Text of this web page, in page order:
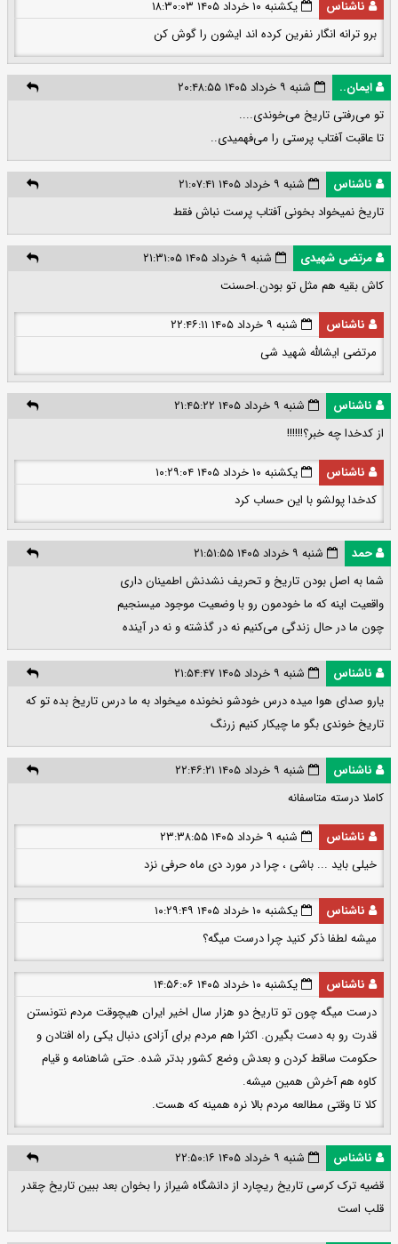
ناشناس
یکشنبه ۱۰ خرداد ۱۴۰۵ ۱۸:۳۰:۰۳
برو ترانه انگار نفرین کرده اند ایشون را گوش کن
ایمان..
شنبه ۹ خرداد ۱۴۰۵ ۲۰:۴۸:۵۵
تو می‌رفتی تاریخ می‌خوندی....
تا عاقبت آفتاب پرستی را می‌فهمیدی..
ناشناس
شنبه ۹ خرداد ۱۴۰۵ ۲۱:۰۷:۴۱
تاریخ نمیخواد بخونی آفتاب پرست نباش فقط
مرتضی شهیدی
شنبه ۹ خرداد ۱۴۰۵ ۲۱:۳۱:۰۵
کاش بقیه هم مثل تو بودن.احسنت
ناشناس
شنبه ۹ خرداد ۱۴۰۵ ۲۲:۴۶:۱۱
مرتضی ایشالله شهید شی
ناشناس
شنبه ۹ خرداد ۱۴۰۵ ۲۱:۴۵:۲۲
از کدخدا چه خبر؟!!!!!!
ناشناس
یکشنبه ۱۰ خرداد ۱۴۰۵ ۱۰:۲۹:۰۴
کدخدا پولشو با این حساب کرد
حمد
شنبه ۹ خرداد ۱۴۰۵ ۲۱:۵۱:۵۵
شما به اصل بودن تاریخ و تحریف نشدنش اطمینان داری
واقعیت اینه که ما خودمون رو با وضعیت موجود میسنجیم
چون ما در حال زندگی می‌کنیم نه در گذشته و نه در آینده
ناشناس
شنبه ۹ خرداد ۱۴۰۵ ۲۱:۵۴:۴۷
یارو صدای هوا میده درس خودشو نخونده میخواد به ما درس تاریخ بده تو که
تاریخ خوندی بگو ما چیکار کنیم زرنگ
ناشناس
شنبه ۹ خرداد ۱۴۰۵ ۲۲:۴۶:۲۱
کاملا درسته متاسفانه
ناشناس
شنبه ۹ خرداد ۱۴۰۵ ۲۳:۳۸:۵۵
خیلی باید ... باشی ، چرا در مورد دی ماه حرفی نزد
ناشناس
یکشنبه ۱۰ خرداد ۱۴۰۵ ۱۰:۲۹:۴۹
میشه لطفا ذکر کنید چرا درست میگه؟
ناشناس
یکشنبه ۱۰ خرداد ۱۴۰۵ ۱۴:۵۶:۰۶
درست میگه چون تو تاریخ دو هزار سال اخیر ایران هیچوقت مردم نتونستن
قدرت رو به دست بگیرن. اکثرا هم مردم برای آزادی دنبال یکی راه افتادن و
حکومت ساقط کردن و بعدش وضع کشور بدتر شده. حتی شاهنامه و قیام
کاوه هم آخرش همین میشه.
کلا تا وقتی مطالعه مردم بالا نره همینه که هست.
ناشناس
شنبه ۹ خرداد ۱۴۰۵ ۲۲:۵۰:۱۶
قضیه ترک کرسی تاریخ ریچارد از دانشگاه شیراز را بخوان بعد ببین تاریخ چقدر
قلب است